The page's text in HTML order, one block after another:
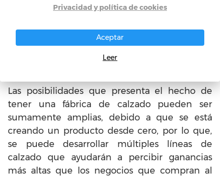
satisfacción de que se está produciendo un
puede ser diseñador de su propia línea de
calzado, diversificando su negocio a la venta
Las posibilidades que presenta el hecho de
tener una fábrica de calzado pueden ser
sumamente amplias, debido a que se está
creando un producto desde cero, por lo que,
se puede desarrollar múltiples líneas de
calzado que ayudarán a percibir ganancias
más altas que los negocios que compran al
Privacidad y política de cookies
Aceptar
Leer